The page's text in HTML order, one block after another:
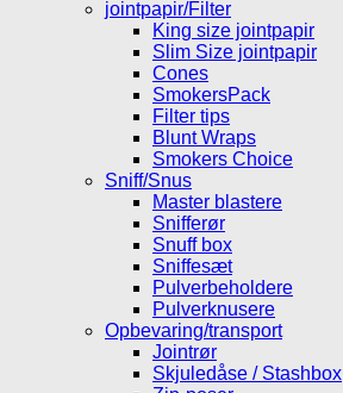
jointpapir/Filter
King size jointpapir
Slim Size jointpapir
Cones
SmokersPack
Filter tips
Blunt Wraps
Smokers Choice
Sniff/Snus
Master blastere
Snifferør
Snuff box
Sniffesæt
Pulverbeholdere
Pulverknusere
Opbevaring/transport
Jointrør
Skjuledåse / Stashbox